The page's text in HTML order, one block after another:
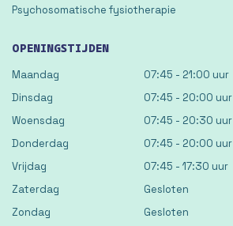
Psychosomatische fysiotherapie
OPENINGSTIJDEN
Maandag
07:45 - 21:00 uur
Dinsdag
07:45 - 20:00 uur
Woensdag
07:45 - 20:30 uur
Donderdag
07:45 - 20:00 uur
Vrijdag
07:45 - 17:30 uur
Zaterdag
Gesloten
Zondag
Gesloten